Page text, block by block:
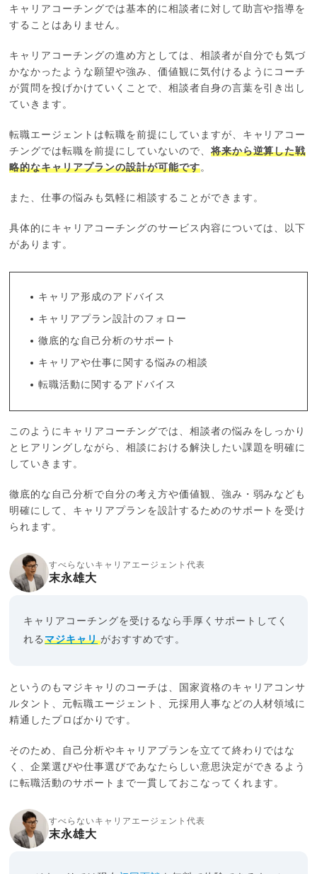
キャリアコーチングでは基本的に相談者に対して助言や指導を
することはありません。
キャリアコーチングの進め方としては、相談者が自分でも気づ
かなかったような願望や強み、価値観に気付けるようにコーチ
が質問を投げかけていくことで、相談者自身の言葉を引き出し
ていきます。
転職エージェントは転職を前提にしていますが、キャリアコー
チングでは転職を前提にしていないので、 将来から逆算した戦
略的なキャリアプランの設計が可能です。
また、仕事の悩みも気軽に相談することができます。
具体的にキャリアコーチングのサービス内容については、以下
があります。
キャリア形成のアドバイス
キャリアプラン設計のフォロー
徹底的な自己分析のサポート
キャリアや仕事に関する悩みの相談
転職活動に関するアドバイス
このようにキャリアコーチングでは、相談者の悩みをしっかり
とヒアリングしながら、相談における解決したい課題を明確に
していきます。
徹底的な自己分析で自分の考え方や価値観、強み・弱みなども
明確にして、キャリアプランを設計するためのサポートを受け
られます。
すべらないキャリアエージェント代表
末永雄大
キャリアコーチングを受けるなら手厚くサポートしてく
れるマジキャリ がおすすめです。
というのもマジキャリのコーチは、国家資格のキャリアコンサ
ルタント、元転職エージェント、元採用人事などの人材領域に
精通したプロばかりです。
そのため、自己分析やキャリアプランを立てて終わりではな
く、企業選びや仕事選びであなたらしい意思決定ができるよう
に転職活動のサポートまで一貫しておこなってくれます。
すべらないキャリアエージェント代表
末永雄大